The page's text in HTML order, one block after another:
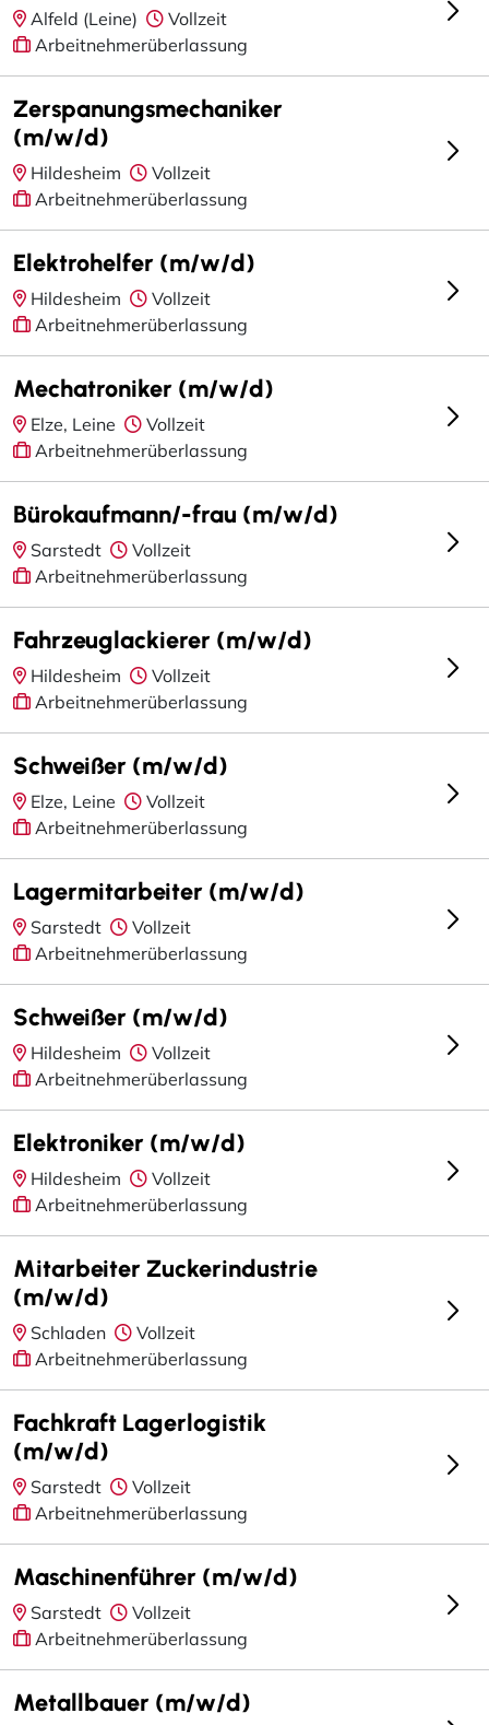
Alfeld (Leine)
Vollzeit
Arbeitnehmerüberlassung
Zerspanungsmechaniker
(m/w/d)
Hildesheim
Vollzeit
Arbeitnehmerüberlassung
Elektrohelfer (m/w/d)
Hildesheim
Vollzeit
Arbeitnehmerüberlassung
Mechatroniker (m/w/d)
Elze, Leine
Vollzeit
Arbeitnehmerüberlassung
Bürokaufmann/-frau (m/w/d)
Sarstedt
Vollzeit
Arbeitnehmerüberlassung
Fahrzeuglackierer (m/w/d)
Hildesheim
Vollzeit
Arbeitnehmerüberlassung
Schweißer (m/w/d)
Elze, Leine
Vollzeit
Arbeitnehmerüberlassung
Lagermitarbeiter (m/w/d)
Sarstedt
Vollzeit
Arbeitnehmerüberlassung
Schweißer (m/w/d)
Hildesheim
Vollzeit
Arbeitnehmerüberlassung
Elektroniker (m/w/d)
Hildesheim
Vollzeit
Arbeitnehmerüberlassung
Mitarbeiter Zuckerindustrie
(m/w/d)
Schladen
Vollzeit
Arbeitnehmerüberlassung
Fachkraft Lagerlogistik
(m/w/d)
Sarstedt
Vollzeit
Arbeitnehmerüberlassung
Maschinenführer (m/w/d)
Sarstedt
Vollzeit
Arbeitnehmerüberlassung
Metallbauer (m/w/d)